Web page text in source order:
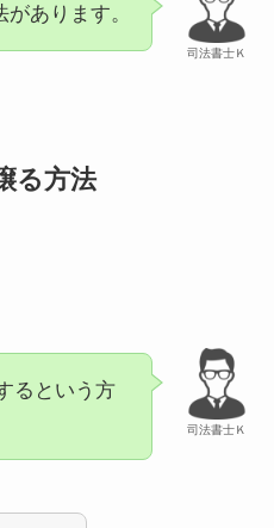
司法書士Ｋ
あります。
る方法
司法書士Ｋ
るという方